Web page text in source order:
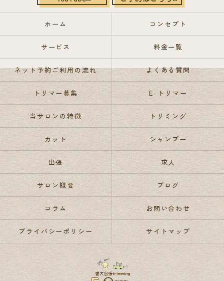
ホーム コンセプト
サービス 料金一覧
ネット予約ご利用の流れ よくある質問
トリマー募集 E-トリマー
当サロンの特徴 トリミング
カット シャンプー
出張 求人
サロン概要 ブログ
コラム お問い合わせ
プライバシーポリシー サイトマップ